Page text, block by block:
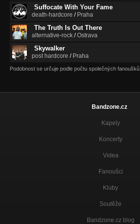
Suffocate With Your Fame
death-hardcore / Praha
The Truth Is Out There
alternative-rock /Ostrava
Skywalker
post hardcore / Praha
Podobnost se určuje podle počtu společných fanoušků.
Bandzone.cz
Kapely
Koncerty
Videa
Fanoušci
Kluby
Soutěže
Bandzone.cz blog